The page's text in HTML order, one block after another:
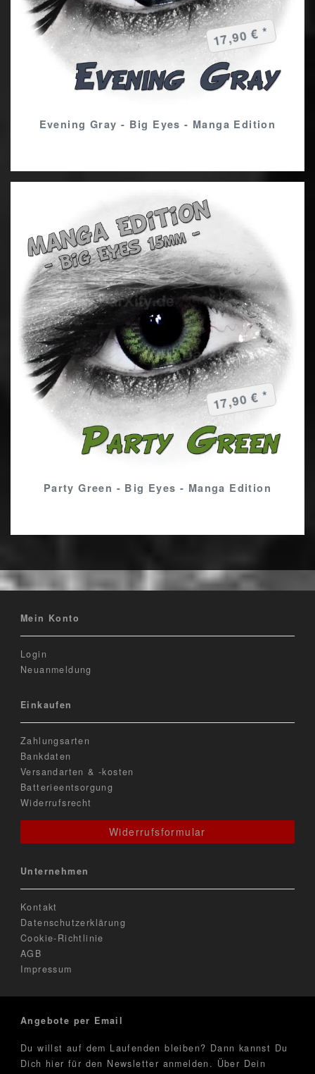
Evening Gray - Big Eyes - Manga Edition
17,90 € *
Party Green - Big Eyes - Manga Edition
17,90 € *
Mein Konto
Login
Neuanmeldung
Einkaufen
Zahlungsarten
Bankdaten
Versandarten & -kosten
Batterieentsorgung
Widerrufsrecht
Widerrufsformular
Unternehmen
Kontakt
Datenschutzerklärung
Cookie-Richtlinie
AGB
Impressum
Angebote per Email
Du willst auf dem Laufenden bleiben? Dann kannst Du
Dich hier für den Newsletter anmelden. Über Dein